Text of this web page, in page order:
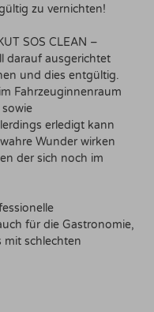
zu vernichten!
SOS CLEAN –
darauf ausgerichtet
und dies entgültig.
Fahrzeuginnenraum
erledigt kann
Wunder wirken
der sich noch im
für die Gastronomie,
mit schlechten